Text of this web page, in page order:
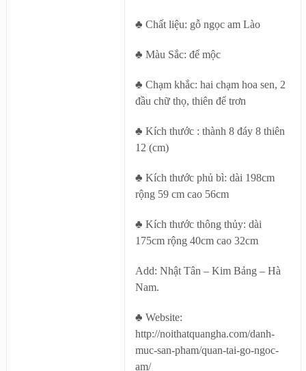
♣ Chất liệu: gỗ ngọc am Lào
♣ Màu Sắc: để mộc
♣ Chạm khắc: hai chạm hoa sen, 2
đầu chữ thọ, thiên để trơn
♣ Kích thước : thành 8 đáy 8 thiên
12 (cm)
♣ Kích thước phủ bì: dài 198cm
rộng 59 cm cao 56cm
♣ Kích thước thông thủy: dài
175cm rộng 40cm cao 32cm
Add: Nhật Tân – Kim Bảng – Hà
Nam.
♣ Website:
http://noithatquangha.com/danh-
muc-san-pham/quan-tai-go-ngoc-
am/